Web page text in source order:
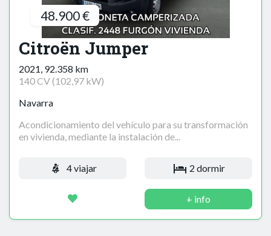
48.900 €
Citroën Jumper
2021, 92.358 km
140 CV (102,97 kW)
Navarra
Acondicionamiento del vehículo para su transformación
en vivienda, mediante la instalación de...
4 viajar 2 dormir
+ info